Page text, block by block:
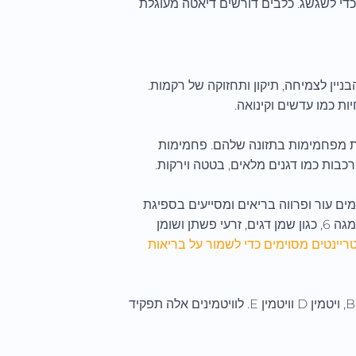
לשגשג. כלבים דורשים דיאטה מעוגלת
לצמיחה, תיקון ותחזוקה של רקמות.
כמו עדשים וקינואה.
מפחמימות בתזונה שלהם. פחמימות
כמו דגנים מלאים, בטטה וירקות.
עור ופרווה בריאים ומסייעים בספיגת
ויטמינים מסוימים. חפש מקורות של חומצות שומן אומגה 3 ואומגה 6, כגון שמן דגים, זרעי פשתן ושומן
מסוימים כדי לשמור על בריאות
כלבים זקוקים למגוון ויטמינים, כולל ויטמין A, ויטמינים מקבוצת B, ויטמין D וויטמין E. לוויטמינים אלה תפקיד